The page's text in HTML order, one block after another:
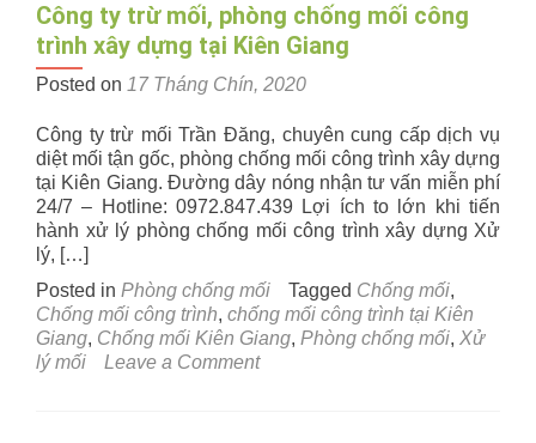
8-
Công ty trừ mối, phòng chống mối công
trình xây dựng tại Kiên Giang
Posted on 17 Tháng Chín, 2020
Công ty trừ mối Trần Đăng, chuyên cung cấp dịch vụ
diệt mối tận gốc, phòng chống mối công trình xây dựng
tại Kiên Giang. Đường dây nóng nhận tư vấn miễn phí
24/7 – Hotline: 0972.847.439 Lợi ích to lớn khi tiến
hành xử lý phòng chống mối công trình xây dựng Xử
lý, […]
Posted in Phòng chống mối Tagged Chống mối,
Chống mối công trình, chống mối công trình tại Kiên
Giang, Chống mối Kiên Giang, Phòng chống mối, Xử
lý mối
Leave a Commenton